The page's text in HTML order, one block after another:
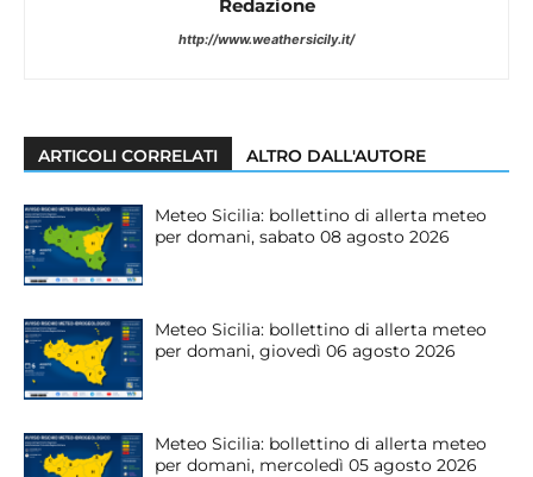
Redazione
http://www.weathersicily.it/
ARTICOLI CORRELATI ALTRO DALL'AUTORE
Meteo Sicilia: bollettino di allerta meteo
per domani, sabato 08 agosto 2026
Meteo Sicilia: bollettino di allerta meteo
per domani, giovedì 06 agosto 2026
Meteo Sicilia: bollettino di allerta meteo
per domani, mercoledì 05 agosto 2026